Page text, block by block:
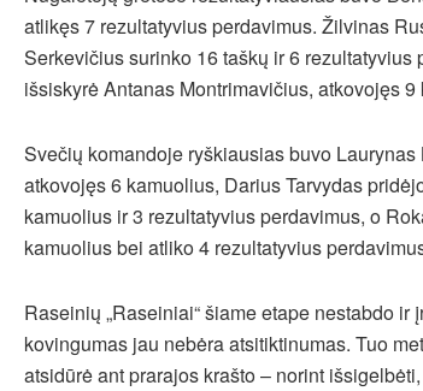
atlikęs 7 rezultatyvius perdavimus. Žilvinas
Serkevičius surinko 16 taškų ir 6 rezultatyvius
išsiskyrė Antanas Montrimavičius, atkovojęs 9
Svečių komandoje ryškiausias buvo
atkovojęs 6 kamuolius, Darius Tarvydas
kamuolius ir 3 rezultatyvius perdavimus, o
kamuolius bei atliko 4 rezultatyvius
Raseinių „Raseiniai“ šiame etape nestabdo ir
kovingumas jau nebėra atsitiktinumas. Tuo
atsidūrė ant prarajos krašto – norint